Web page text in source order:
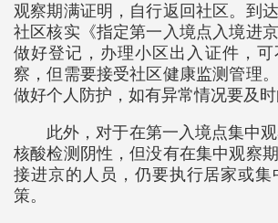
观察期满证明，自行返回社区。到
社区核实《指定第一入境点入境进
做好登记，办理小区出入证件，
察，但需要接受社区健康监测管理
做好个人防护，如有异常情况要及时
此外，对于在第一入境点集中
核酸检测阴性，但没有在集中观察
接进京的人员，仍要执行居家或集
策。